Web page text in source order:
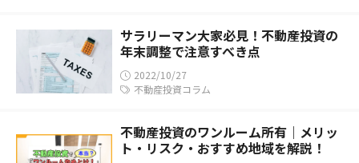
サラリーマン大家必見！不動産投資の
年末調整で注意すべき点
2022/10/27
不動産投資コラム
不動産投資のワンルーム所有｜メリッ
ト・リスク・おすすめ地域を解説！